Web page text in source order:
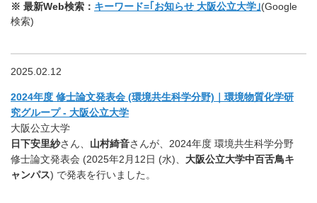
※ 最新Web検索： キーワード=｢お知らせ 大阪公立大学｣(Google
検索)
2025.02.12
2024年度 修士論文発表会 (環境共生科学分野)｜環境物質化学研
究グループ - 大阪公立大学
大阪公立大学
日下安里紗さん、 山村綺音さんが、2024年度 環境共生科学分野
修士論文発表会 (2025年2月12日 (水)、 大阪公立大学中百舌鳥キ
ャンパス) で発表を行いました。